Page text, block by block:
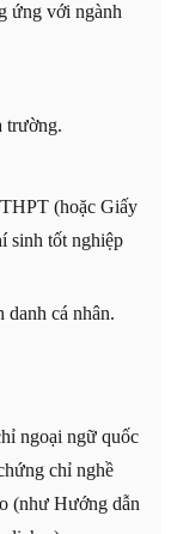
ứng với ngành
trường.
(hoặc Giấy
sinh tốt nghiệp
cá nhân.
ngoại ngữ quốc
chỉ nghề
(như Hướng dẫn